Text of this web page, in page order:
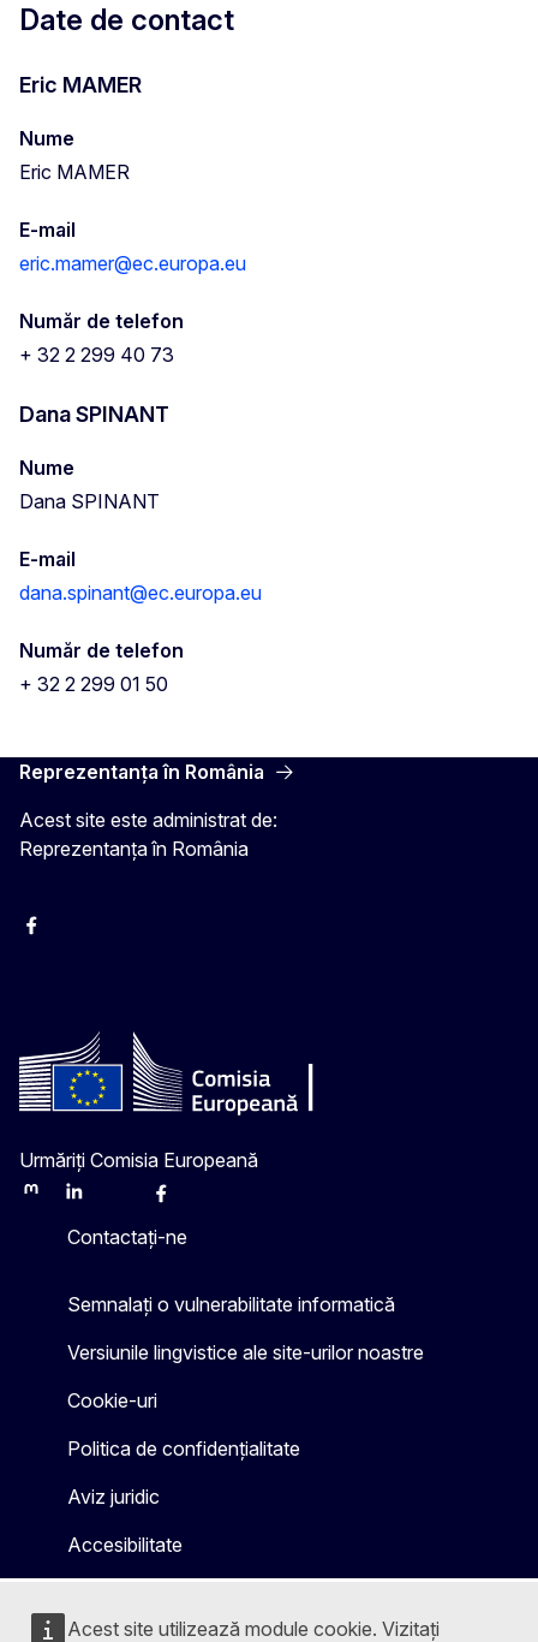
Acest site utilizează module cookie. Vizitați
Date de contact
Eric MAMER
Nume
Eric MAMER
E-mail
eric.mamer@ec.europa.eu
Număr de telefon
+ 32 2 299 40 73
Dana SPINANT
Nume
Dana SPINANT
E-mail
dana.spinant@ec.europa.eu
Număr de telefon
+ 32 2 299 01 50
Reprezentanța în România
Acest site este administrat de:
Reprezentanța în România
Facebook
Urmăriți Comisia Europeană
MastodonLinkedInBlueskyFacebook
Contactați-ne
Semnalați o vulnerabilitate informatică
Versiunile lingvistice ale site-urilor noastre
Cookie-uri
Politica de confidențialitate
Aviz juridic
Accesibilitate